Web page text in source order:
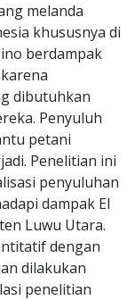
melanda
khususnya di
berdampak
dibutuhkan
Penyuluh
petani
Penelitian ini
penyuluhan
dampak El
Luwu Utara.
dengan
dilakukan
penelitian